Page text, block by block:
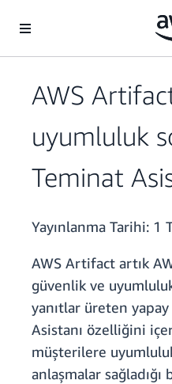
AWS
uyumluluk
Teminat
Yayınlanma Tarihi: 1
AWS Artifact artık
güvenlik ve
yanıtlar üreten
Asistanı özelliğini
müşterilere
anlaşmalar